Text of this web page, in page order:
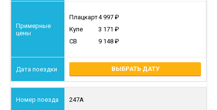
Плацкарт4 997
Купе
3 171
СВ
9 148
ВЫБРАТЬ ДАТУ
247А